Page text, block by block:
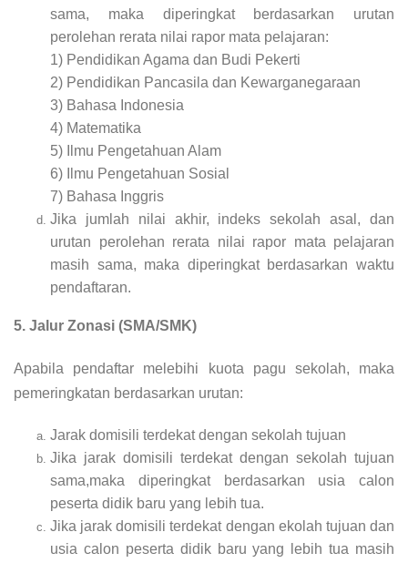
sama, maka diperingkat berdasarkan urutan
perolehan rerata nilai rapor mata pelajaran:
1) Pendidikan Agama dan Budi Pekerti
2) Pendidikan Pancasila dan Kewarganegaraan
3) Bahasa Indonesia
4) Matematika
5) Ilmu Pengetahuan Alam
6) Ilmu Pengetahuan Sosial
7) Bahasa Inggris
Jika jumlah nilai akhir, indeks sekolah asal, dan
urutan perolehan rerata nilai rapor mata pelajaran
masih sama, maka diperingkat berdasarkan waktu
pendaftaran.
5. Jalur Zonasi (SMA/SMK)
Apabila pendaftar melebihi kuota pagu sekolah, maka
pemeringkatan berdasarkan urutan:
Jarak domisili terdekat dengan sekolah tujuan
Jika jarak domisili terdekat dengan sekolah tujuan
sama,maka diperingkat berdasarkan usia calon
peserta didik baru yang lebih tua.
Jika jarak domisili terdekat dengan ekolah tujuan dan
usia calon peserta didik baru yang lebih tua masih